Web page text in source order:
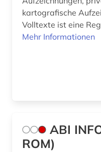
bekleidung (1)
belgien (8)
kartografische
Volltexte ist eine
Mehr Informationen
ABI
ROM)